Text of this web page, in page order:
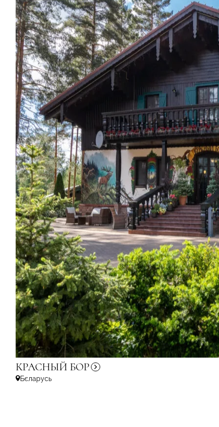
КРАСНЫЙ БОР
Бєларусь